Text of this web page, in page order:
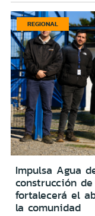
REGIONAL
Impulsa Agua
construcción
fortalecerá el
la comunidad